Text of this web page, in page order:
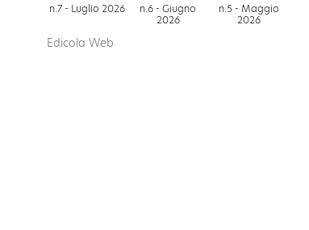
n.7 - Luglio 2026
n.6 - Giugno
2026
n.5 - Maggio
2026
Edicola Web